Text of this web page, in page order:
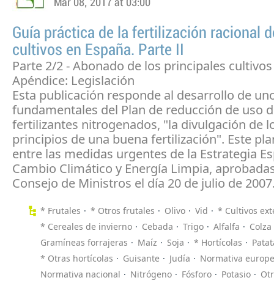
Mar 08, 2017 at 03:00
Guía práctica de la fertilización racional
cultivos en España. Parte II
Parte 2/2 - Abonado de los principales
Apéndice: Legislación
Esta publicación responde al desarrollo de
fundamentales del Plan de reducción de uso
fertilizantes nitrogenados, "la divulgación de
principios de una buena fertilización". Este
entre las medidas urgentes de la Estrategia
Cambio Climático y Energía Limpia,
Consejo de Ministros el día 20 de julio de
* Frutales * Otros frutales Olivo Vid
* Cultivos
* Cereales de invierno
Cebada Trigo Alfalfa
Colza
Gramíneas forrajeras
Maíz Soja * Hortícolas
* Otras hortícolas
Guisante Judía
Normativa
Normativa nacional
Nitrógeno Fósforo Potasio